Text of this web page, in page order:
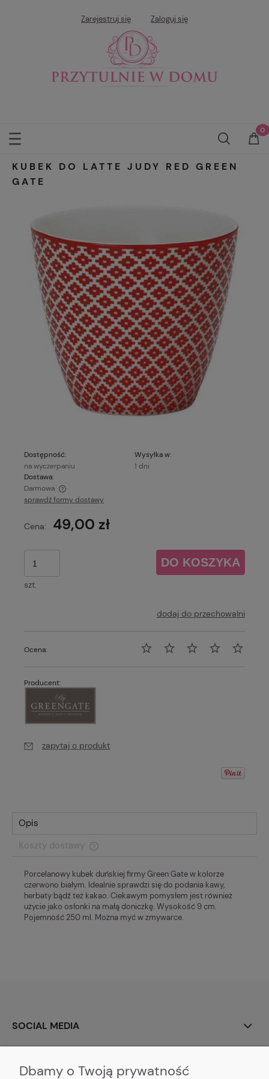
Zarejestruj się Zaloguj się
KUBEK DO LATTE JUDY RED GREEN
GATE
Dostępność:
na wyczerpaniu
Wysyłka w:
1 dni
Dostawa:
Darmowa
Cena nie zawiera ewentualnych kosztów płatności
sprawdź formy dostawy
Cena: 49,00 zł
szt.
DO KOSZYKA
dodaj do przechowalni
Ocena:
Producent:
zapytaj o produkt
Opis
Koszty dostawy
Cena nie zawiera ewentualnych kosztów płatności
Porcelanowy kubek duńskiej firmy Green Gate w kolorze
czerwono białym. Idealnie sprawdzi się do podania kawy,
herbaty bądź też kakao. Ciekawym pomysłem jest również
użycie jako osłonki na małą doniczkę. Wysokość 9 cm.
Pojemność 250 ml. Można myć w zmywarce.
SOCIAL MEDIA
Dbamy o Twoją prywatność